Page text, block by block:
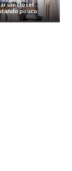
um closet
pouco